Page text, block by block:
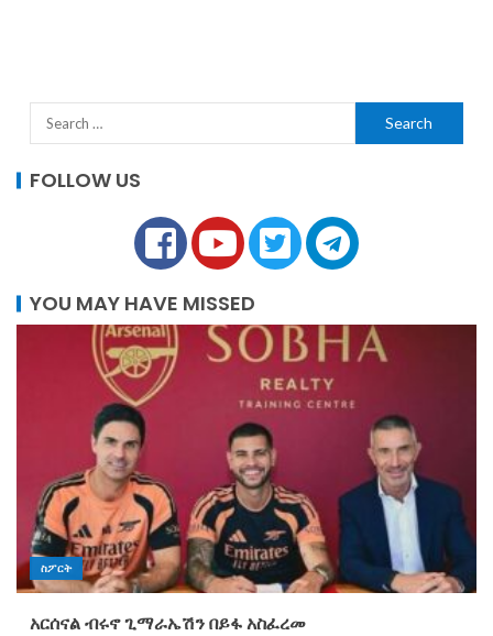
FOLLOW US
YOU MAY HAVE MISSED
ስፖርት
አርሰናል ብሩኖ ጊማራኤሽን በይፋ አስፈረመ